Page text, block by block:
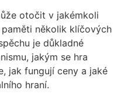
otočit v jakémkoli
několik klíčových
je důkladné
jakým se hra
jak fungují ceny a jaké
hraní.